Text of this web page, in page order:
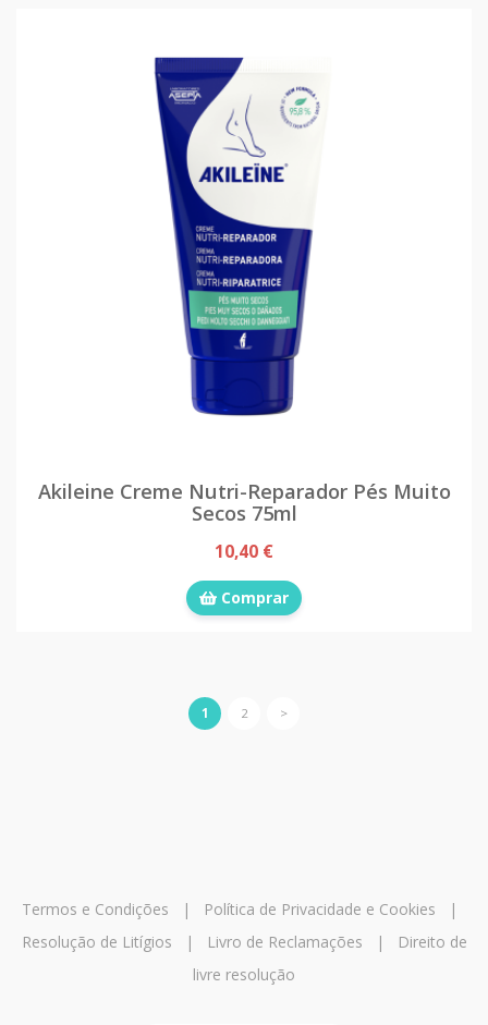
Akileine Creme Nutri-Reparador Pés Muito
Secos 75ml
10,40 €
Comprar
1 2 >
Termos e Condições | Política de Privacidade e Cookies |
Resolução de Litígios | Livro de Reclamações |
Direito de
livre resolução